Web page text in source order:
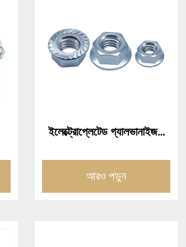
ইলেক্ট্রোপ্লেটেড গ্যালভানাইজড
আরও পড়ুন